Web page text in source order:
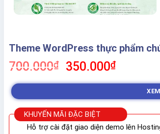
Theme WordPress thực phẩm
700.000₫
Giá
700.000₫.
350.000₫Giá
là:
KHUYẾN MÃI ĐẶC BIỆT
Hỗ trợ cài đặt giao diện demo lên